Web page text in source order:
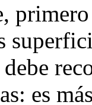
es